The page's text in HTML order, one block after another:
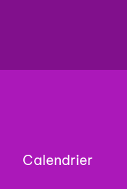
Calendrier